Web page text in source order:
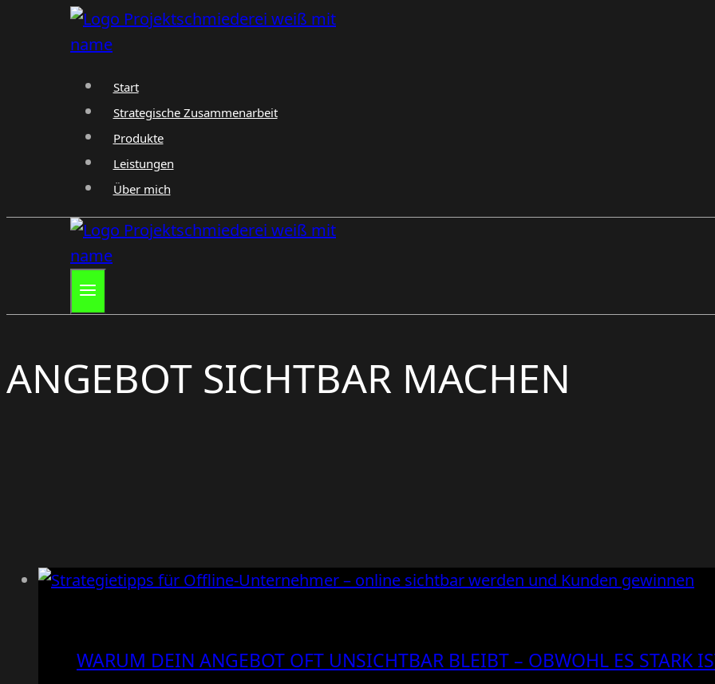
Start
Strategische Zusammenarbeit
Produkte
Leistungen
Über mich
ANGEBOT SICHTBAR MACHEN
WARUM DEIN ANGEBOT OFT UNSICHTBAR BLEIBT – OBWOHL ES STARK